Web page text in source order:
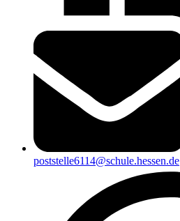
poststelle6114@schule.hessen.de